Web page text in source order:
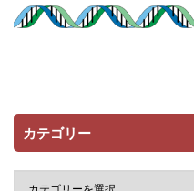
カテゴリー